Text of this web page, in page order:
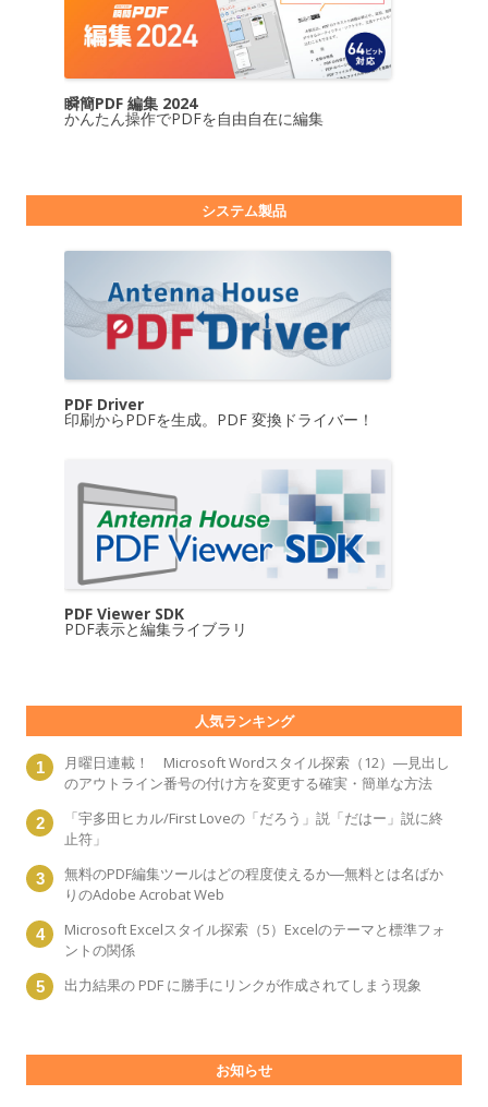
瞬簡PDF 編集 2024
かんたん操作でPDFを自由自在に編集
システム製品
PDF Driver
印刷からPDFを生成。PDF 変換ドライバー！
PDF Viewer SDK
PDF表示と編集ライブラリ
人気ランキング
月曜日連載！ Microsoft Wordスタイル探索（12）―見出し
のアウトライン番号の付け方を変更する確実・簡単な方法
「宇多田ヒカル/First Loveの「だろう」説「だはー」説に終
止符」
無料のPDF編集ツールはどの程度使えるか―無料とは名ばか
りのAdobe Acrobat Web
Microsoft Excelスタイル探索（5）Excelのテーマと標準フォ
ントの関係
出力結果の PDF に勝手にリンクが作成されてしまう現象
お知らせ